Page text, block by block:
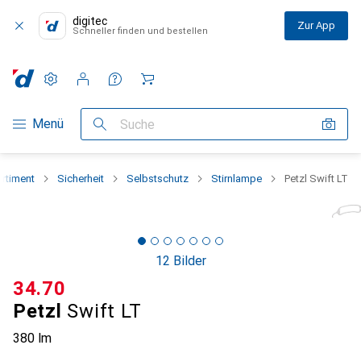
digitec
Schneller finden und bestellen Zur App
Navigation nach Kategorien
Menü Suche
Einstellungen
Kundenkonto
Vergleichslisten
Merklisten
Warenkorb
Sicherheit Selbstschutz Stirnlampe Petzl Swift LT
12 Bilder
Petzl Swift LT
380 lm
CHF
34.70